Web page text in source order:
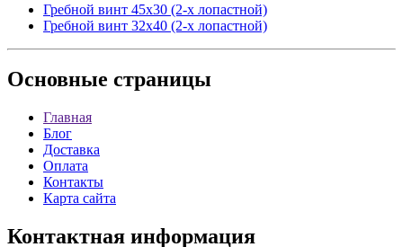
Гребной винт 45x30 (2-х лопастной)
Гребной винт 32x40 (2-х лопастной)
Основные страницы
Главная
Блог
Доставка
Оплата
Контакты
Карта сайта
Контактная информация